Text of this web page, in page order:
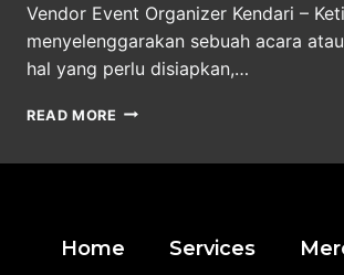
Vendor Event Organizer Kendari –
menyelenggarakan sebuah acara
hal yang perlu disiapkan,…
READ MORE VENDOR
Home Services